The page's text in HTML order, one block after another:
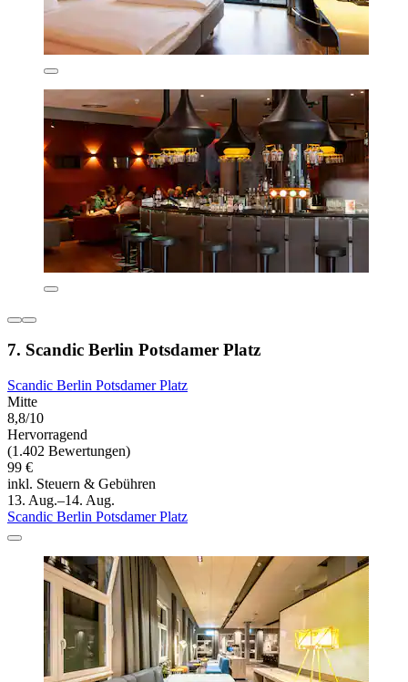
7. Scandic Berlin Potsdamer Platz
Scandic Berlin Potsdamer Platz
Mitte
8,8/10
Hervorragend
(1.402 Bewertungen)
99 €
inkl. Steuern & Gebühren
13. Aug.–14. Aug.
Scandic Berlin Potsdamer Platz